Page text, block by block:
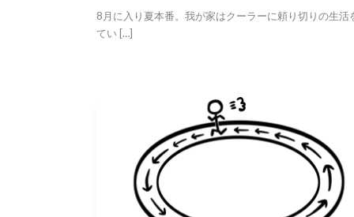
8月に入り夏本番。我が家はクーラーに頼り切りの生活
てい […]